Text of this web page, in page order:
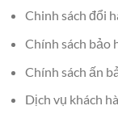
Chinh sách đổi
Chính sách bảo
Chính sách ấn
Dịch vụ khách